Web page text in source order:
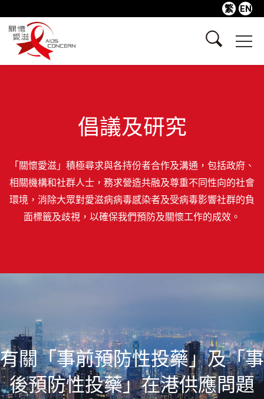
繁 EN
倡議及研究
「關懷愛滋」積極尋求與各持份者合作及溝通，包括政府、
相關機構和社群人士，務求營造共融及尊重不同性向的社會
環境，消除大眾對愛滋病病毒感染者及受病毒影響社群的負
面標籤及歧視，以確保我們預防及關懷工作的成效。
有關「事前預防性投藥」及「事
後預防性投藥」在港供應問題